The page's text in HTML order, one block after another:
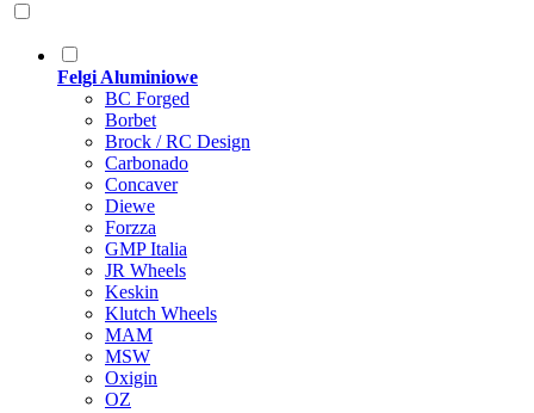
Felgi Aluminiowe
BC Forged
Borbet
Brock / RC Design
Carbonado
Concaver
Diewe
Forzza
GMP Italia
JR Wheels
Keskin
Klutch Wheels
MAM
MSW
Oxigin
OZ